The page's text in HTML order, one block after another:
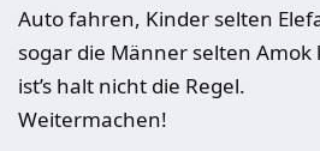
Auto fahren, Kinder selten
sogar die Männer selten
ist’s halt nicht die Regel.
Weitermachen!